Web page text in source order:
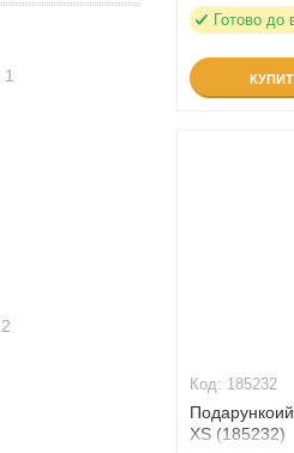
1
2
Готово до
185232
XS (185232)